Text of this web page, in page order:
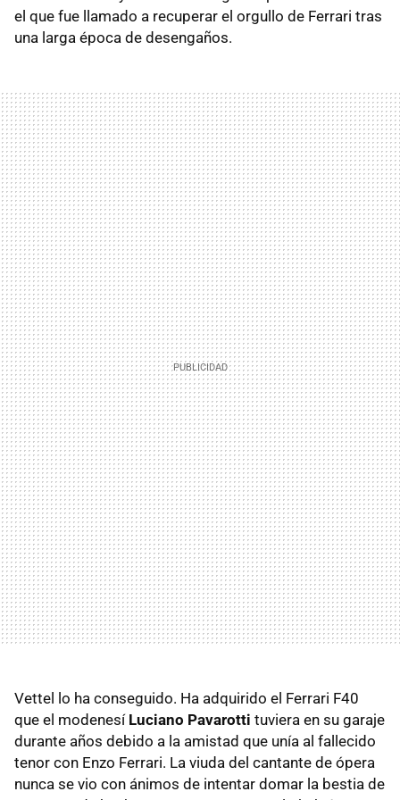
el que fue llamado a recuperar el orgullo de Ferrari tras
una larga época de desengaños.
Vettel lo ha conseguido. Ha adquirido el Ferrari F40
que el modenesí Luciano Pavarotti tuviera en su garaje
durante años debido a la amistad que unía al fallecido
tenor con Enzo Ferrari. La viuda del cantante de ópera
nunca se vio con ánimos de intentar domar la bestia de